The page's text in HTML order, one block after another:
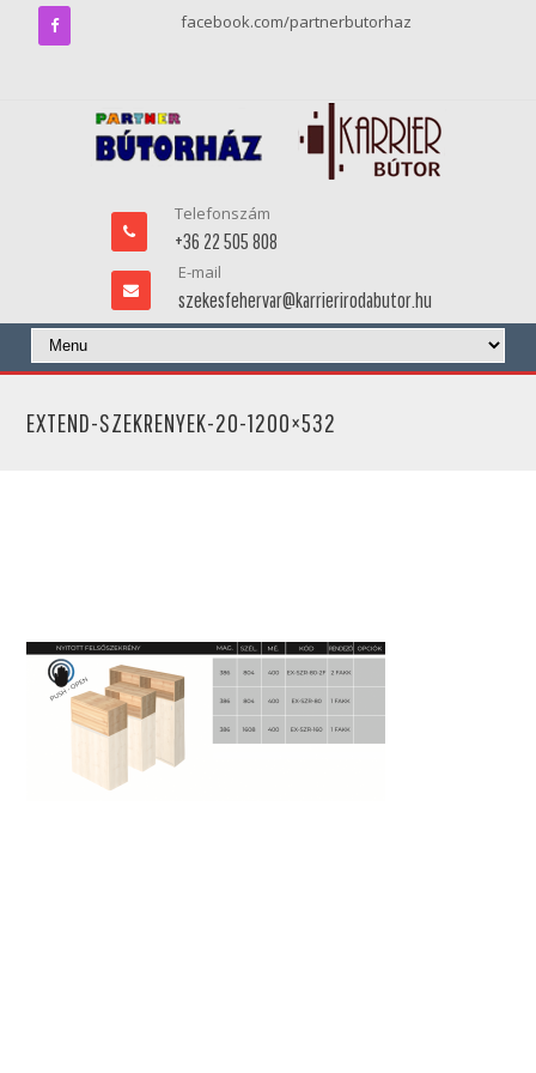
facebook.com/partnerbutorhaz
Telefonszám
+36 22 505 808
E-mail
szekesfehervar@karrierirodabutor.hu
EXTEND-SZEKRENYEK-20-1200×532